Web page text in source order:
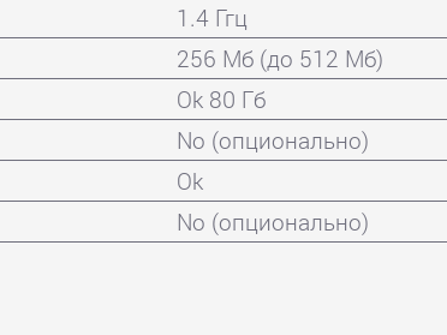
1.4 Ггц
256 Мб (до 512 Мб)
Ok 80 Гб
No (опционально)
Ok
No (опционально)